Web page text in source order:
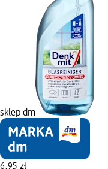
sklep dm
6,95 zł